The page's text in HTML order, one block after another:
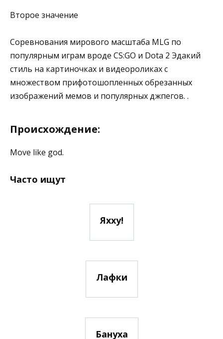
Второе значение
Соревнования мирового масштаба MLG по
популярным играм вроде CS:GO и Dota 2 Эдакий
стиль на картиночках и видеороликах с
множеством прифотошопленных обрезанных
изображений мемов и популярных джпегов. .
Происхождение:
Move like god.
Часто ищут
Яхху!
Лафки
Бануха